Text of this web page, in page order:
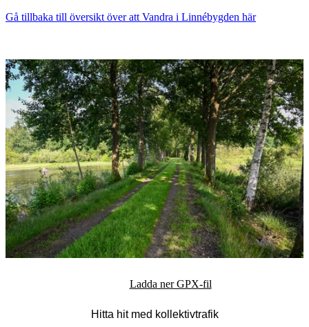
Gå tillbaka till översikt över att Vandra i Linnébygden här
Bildspel
med
bilder
Ladda ner GPX-fil
Hitta hit med kollektivtrafik